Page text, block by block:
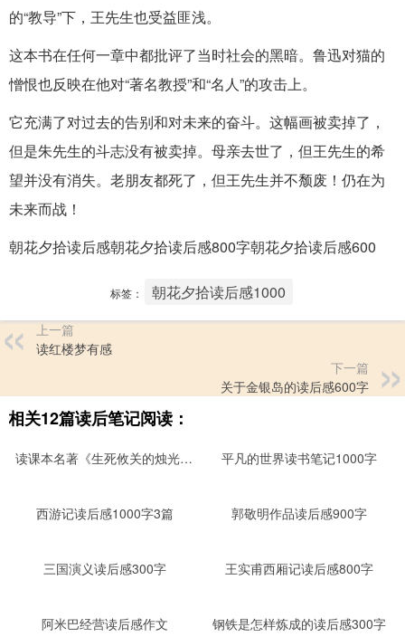
的“教导”下，王先生也受益匪浅。
这本书在任何一章中都批评了当时社会的黑暗。鲁迅对猫的
憎恨也反映在他对“著名教授”和“名人”的攻击上。
它充满了对过去的告别和对未来的奋斗。这幅画被卖掉了，
但是朱先生的斗志没有被卖掉。母亲去世了，但王先生的希
望并没有消失。老朋友都死了，但王先生并不颓废！仍在为
未来而战！
朝花夕拾读后感朝花夕拾读后感800字朝花夕拾读后感600
标签： 朝花夕拾读后感1000
上一篇
读红楼梦有感
下一篇
关于金银岛的读后感600字
相关12篇读后笔记阅读：
读课本名著《生死攸关的烛光》后感400字 平凡的世界读书笔记1000字
西游记读后感1000字3篇 郭敬明作品读后感900字
三国演义读后感300字 王实甫西厢记读后感800字
阿米巴经营读后感作文 钢铁是怎样炼成的读后感300字